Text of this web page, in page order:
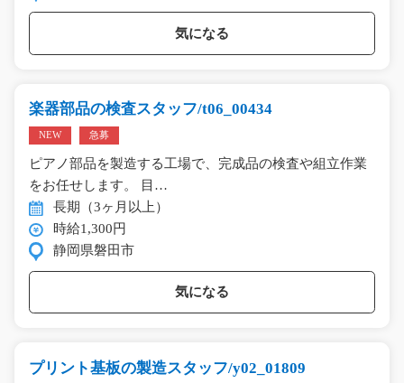
気になる
楽器部品の検査スタッフ/t06_00434
NEW 急募
ピアノ部品を製造する工場で、完成品の検査や組立作業
をお任せします。 目…
長期（3ヶ月以上）
時給1,300円
静岡県磐田市
気になる
プリント基板の製造スタッフ/y02_01809